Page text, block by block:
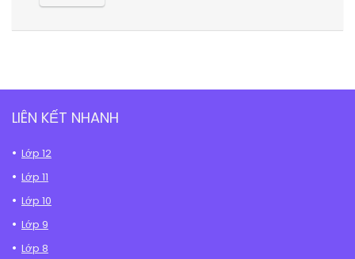
LIÊN KẾT NHANH
Lớp 12
Lớp 11
Lớp 10
Lớp 9
Lớp 8